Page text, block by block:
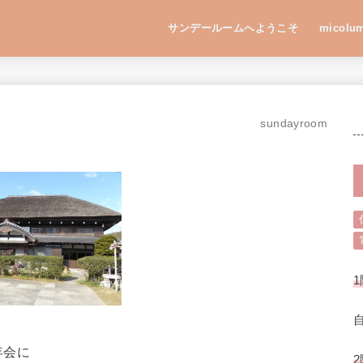
サンデールームへようこそ
sundayroom
に
1
2